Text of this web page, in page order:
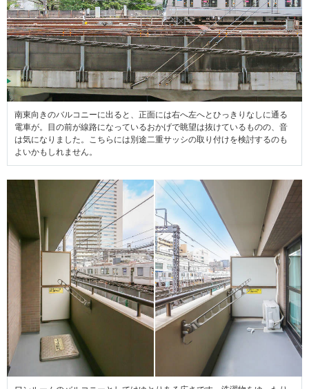
南東向きのバルコニーに出ると、正面には右へ左へとひっきりなしに通る
電車が。目の前が線路になっているおかげで眺望は抜けているものの、音
は気になりました。こちらには別途二重サッシの取り付けを検討するのも
よいかもしれません。